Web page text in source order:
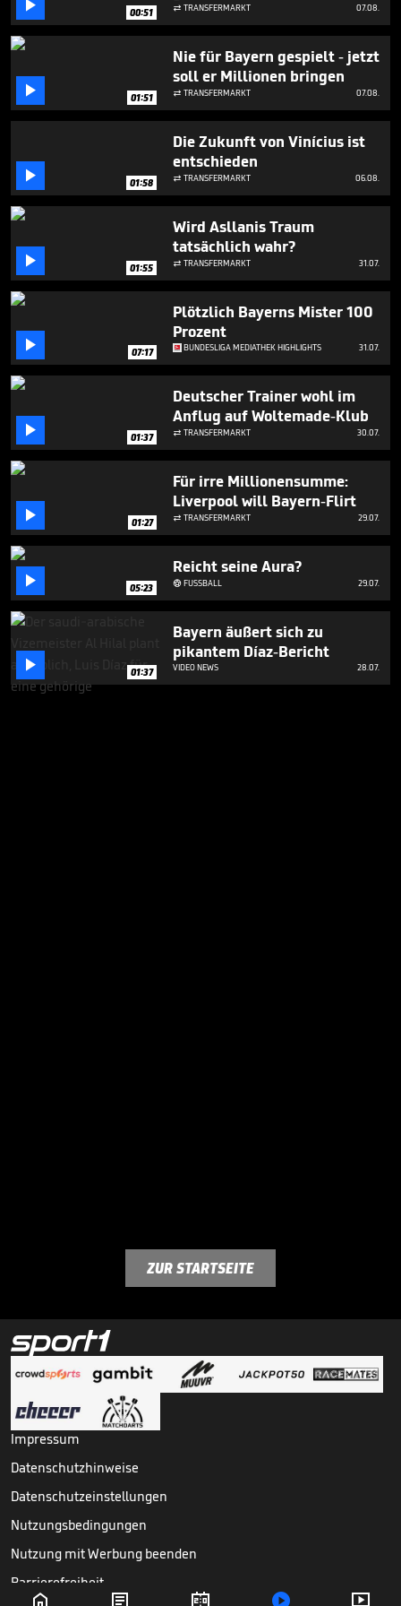
minute,
10
seconds
 00:51  TRANSFERMARKT 07.08.
 01:51
Nie für Bayern gespielt - jetzt
soll er Millionen bringen
 TRANSFERMARKT 07.08.
 01:58
Die Zukunft von Vinícius ist
entschieden
 TRANSFERMARKT 06.08.
 01:55
Wird Asllanis Traum
tatsächlich wahr?
 TRANSFERMARKT 31.07.
 07:17
Plötzlich Bayerns Mister 100
Prozent
BUNDESLIGA MEDIATHEK HIGHLIGHTS 31.07.
 01:37
Deutscher Trainer wohl im
Anflug auf Woltemade-Klub
 TRANSFERMARKT 30.07.
 01:27
Für irre Millionensumme:
Liverpool will Bayern-Flirt
 TRANSFERMARKT 29.07.
 05:23
Reicht seine Aura?
FUSSBALL 29.07.
 01:37
Bayern äußert sich zu
pikantem Díaz-Bericht
VIDEO NEWS 28.07.
    
ZUR STARTSEITE
Impressum
Datenschutzhinweise
Datenschutzeinstellungen
Nutzungsbedingungen
Nutzung mit Werbung beenden
Barrierefreiheit